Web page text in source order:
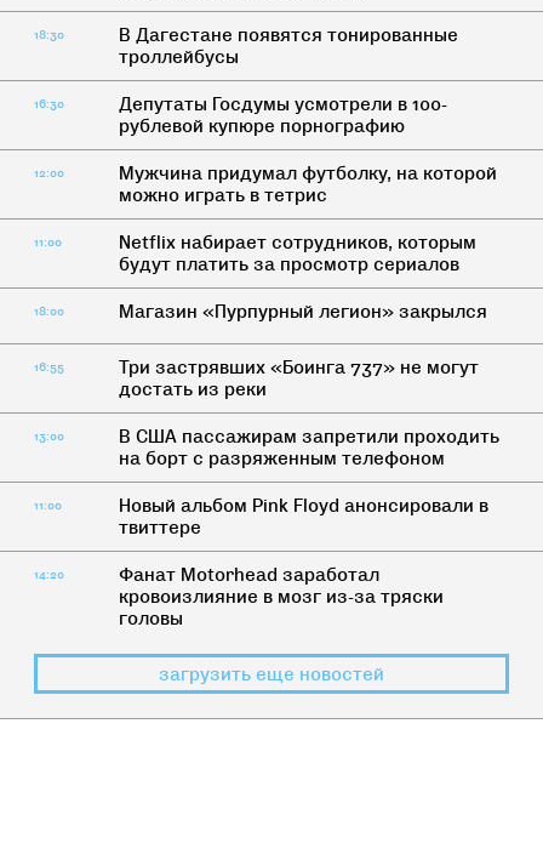
18:30
В Дагестане появятся тонированные
троллейбусы
16:30
Депутаты Госдумы усмотрели в 100-
рублевой купюре порнографию
12:00
Мужчина придумал футболку, на которой
можно играть в тетрис
11:00
Netflix набирает сотрудников, которым
будут платить за просмотр сериалов
18:00 Магазин «Пурпурный легион» закрылся
16:55
Три застрявших «Боинга 737» не могут
достать из реки
13:00
В США пассажирам запретили проходить
на борт с разряженным телефоном
11:00
Новый альбом Pink Floyd анонсировали в
твиттере
14:20
Фанат Motorhead заработал
кровоизлияние в мозг из-за тряски
головы
загрузить еще новостей